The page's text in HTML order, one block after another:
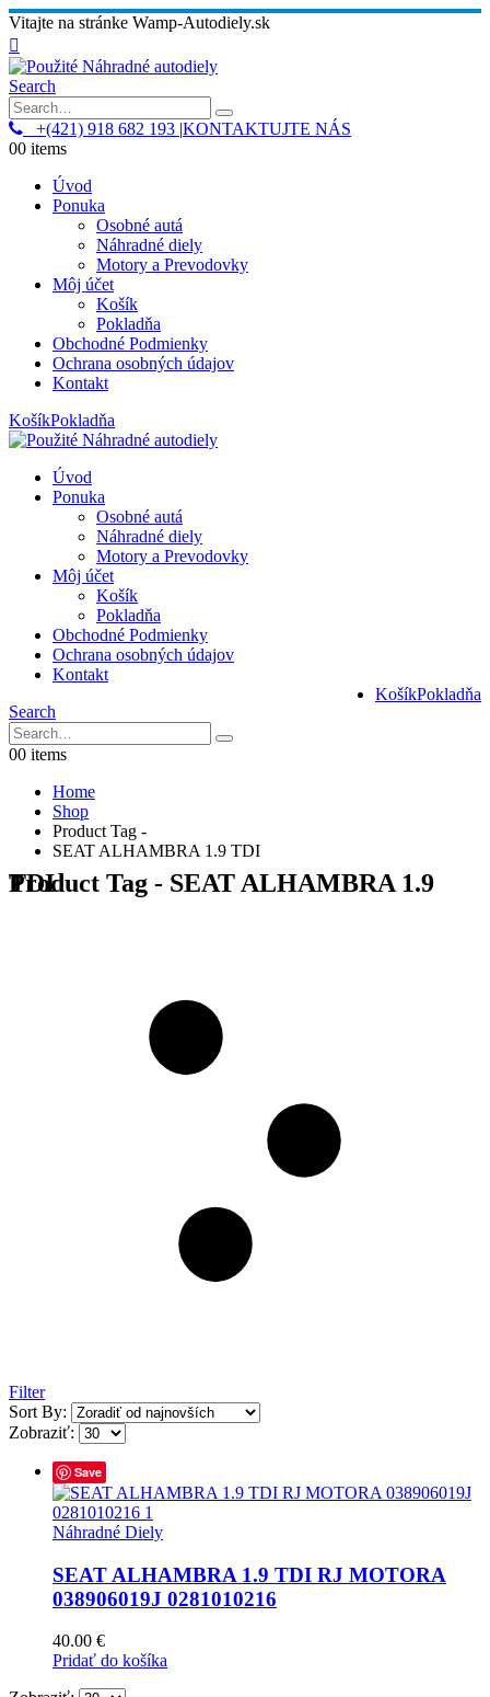
Vitajte na stránke Wamp-Autodiely.sk
Search
+(421) 918 682 193 |KONTAKTUJTE NÁS
00 items
Úvod
Ponuka
Osobné autá
Náhradné diely
Motory a Prevodovky
Môj účet
Košík
Pokladňa
Obchodné Podmienky
Ochrana osobných údajov
Kontakt
KošíkPokladňa
Úvod
Ponuka
Osobné autá
Náhradné diely
Motory a Prevodovky
Môj účet
Košík
Pokladňa
Obchodné Podmienky
Ochrana osobných údajov
Kontakt
KošíkPokladňa
Search
00 items
Home
Shop
Product Tag -
SEAT ALHAMBRA 1.9 TDI
Product Tag - SEAT ALHAMBRA 1.9 TDI
Filter
Sort By:
Zobraziť:
Save
Náhradné Diely
SEAT ALHAMBRA 1.9 TDI RJ MOTORA
038906019J 0281010216
40.00 €
Pridať do košíka